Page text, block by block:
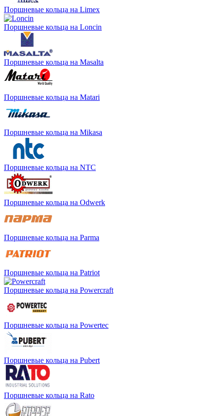
Поршневые кольца на Limex
Поршневые кольца на Loncin
Поршневые кольца на Masalta
Поршневые кольца на Matari
Поршневые кольца на Mikasa
Поршневые кольца на NTC
Поршневые кольца на Odwerk
Поршневые кольца на Parma
Поршневые кольца на Patriot
Поршневые кольца на Powercraft
Поршневые кольца на Powertec
Поршневые кольца на Pubert
Поршневые кольца на Rato